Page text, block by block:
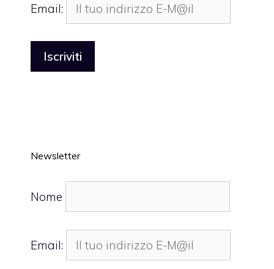
Email:
Newsletter
Nome
Email: